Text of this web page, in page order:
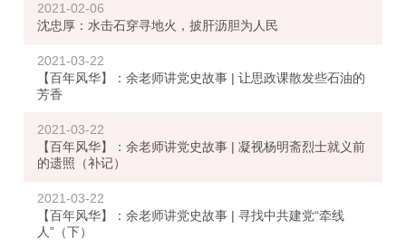
2021-02-06
沈忠厚：水击石穿寻地火，披肝沥胆为人民
2021-03-22
【百年风华】：余老师讲党史故事 | 让思政课散发些石油的
芳香
2021-03-22
【百年风华】：余老师讲党史故事 | 凝视杨明斋烈士就义前
的遗照（补记）
2021-03-22
【百年风华】：余老师讲党史故事 | 寻找中共建党“牵线
人”（下）